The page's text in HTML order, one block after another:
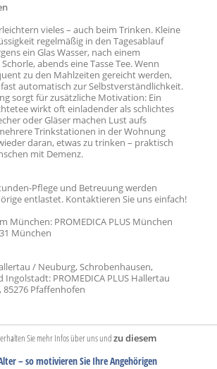
vieles – auch beim Trinken. Kleine
regelmäßig in den Tagesablauf
ein Glas Wasser, nach einem
abends eine Tasse Tee. Wenn
zu den Mahlzeiten gereicht werden,
automatisch zur Selbstverständlichkeit.
sorgt für zusätzliche Motivation: Ein
wirkt oft einladender als schlichtes
oder Gläser machen Lust aufs
Trinkstationen in der Wohnung
daran, etwas zu trinken – praktisch
mit Demenz.
Pflege und Betreuung werden
entlastet. Kontaktieren Sie uns einfach!
München: PROMEDICA PLUS München
München
/ Neuburg, Schrobenhausen,
PROMEDICA PLUS Hallertau
Pfaffenhofen
Sie mehr Infos über uns undzu diesem
– so motivieren Sie Ihre Angehörigen